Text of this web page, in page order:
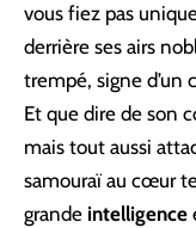
vous fiez pas
derrière ses airs
trempé, signe d’un
Et que dire de son
mais tout aussi
samouraï au cœur
grande intelligence